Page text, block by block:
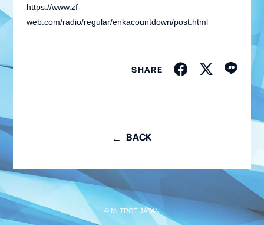
MEMBER BLOG
https://www.zf-
web.com/radio/regular/enkacountdown/post.html
SHARE
BACK
© Mr.TROT JAPAN